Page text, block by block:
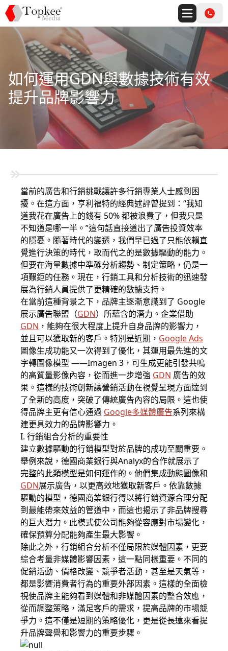
如何運用GDN與數據技術有效
提升品牌影響力
當前的廣告和行銷挑戰讓許多行銷專業人士感到困
擾。在這方面，亨利福特的經典述評曾提到：“我知
道我花在廣告上的錢有 50% 都被浪費了，但我只是
不知道是哪一半。”這句話直接道出了廣告投資效率
的隱憂。隨著時代的變遷，我們早已過了只能依賴直
覺進行決策的時代，取而代之的是數據驅動的能力。
但要在海量數據中準確分析趨勢、制定策略，仍是一
項艱鉅的任務。現在，行銷工具和分析技術的迅速發
展為行銷人員提供了更精確的數據支持。
在當前這種背景之下，品牌主逐漸意識到了 Google
展示廣告聯盟（GDN）所蘊含的潛力。企業借助
GDN ，能夠在很大程度上提升自身品牌的影響力，
並且可以獲取新的客戶。特別是近期， Google Ads
圖像生成功能又一次得到了優化，其運用最先進的文
字轉圖像模型 ——Imagen 3，可生成更能引發共鳴
的高質量影像內容，從而進一步增強 GDN 廣告的效
果。這樣的技術創新讓營銷活動在視覺呈現方面達到
了全新的高度，突破了傳統廣告內容的局限。這也使
得品牌主更有信心通過 Google多媒體廣告系列來構
建更具效力的品牌影響力。
I. 行銷組合分析的重要性
建立數據驅動的行銷模型對於品牌的成功至關重要。
舉例來說，德國商業銀行與Analyx的合作就展示了
完整的此類模型是如何運作的。他們集成動態圖像和
GDN展示廣告，以更高效地獲取新客戶。依靠數據
驅動的模型，德國商業銀行得以將行銷資源合理分配
到最能帶來效益的管道中，而這也揭示了非品牌搜尋
的巨大潛力。此模式使公司能夠從容應對市場變化，
確保預算分配能夠產生最大影響。
除此之外，行銷組合分析不僅局限於媒體因素，更要
綜合考量非媒體影響因素，這一點同樣重要。不同的
促銷活動、價格改變、競爭者活動，甚至是天氣等，
都是影響消費者行為的重要外部因素。這樣的全面檢
視使品牌主能夠看到媒體和非媒體因素的整合效應，
從而調整策略，滿足客戶的需求，提高品牌的市場競
爭力。這不僅是短期的策略優化，更是從長遠來看提
升品牌聲譽和影響力的重要步驟。